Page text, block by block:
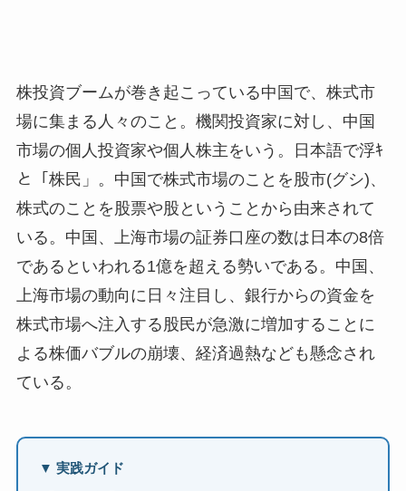
株投資ブームが巻き起こっている中国で、株式市
場に集まる人々のこと。機関投資家に対し、中国
市場の個人投資家や個人株主をいう。日本語で浮ｷ
と「株民」。中国で株式市場のことを股市(グシ)、
株式のことを股票や股ということから由来されて
いる。中国、上海市場の証券口座の数は日本の8倍
であるといわれる1億を超える勢いである。中国、
上海市場の動向に日々注目し、銀行からの資金を
株式市場へ注入する股民が急激に増加することに
よる株価バブルの崩壊、経済過熱なども懸念され
ている。
▼ 実践ガイド